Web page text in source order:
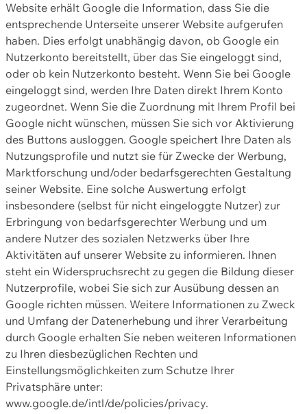
Website erhält Google die Information, dass Sie die
entsprechende Unterseite unserer Website aufgerufen
haben. Dies erfolgt unabhängig davon, ob Google ein
Nutzerkonto bereitstellt, über das Sie eingeloggt sind,
oder ob kein Nutzerkonto besteht. Wenn Sie bei Google
eingeloggt sind, werden Ihre Daten direkt Ihrem Konto
zugeordnet. Wenn Sie die Zuordnung mit Ihrem Profil bei
Google nicht wünschen, müssen Sie sich vor Aktivierung
des Buttons ausloggen. Google speichert Ihre Daten als
Nutzungsprofile und nutzt sie für Zwecke der Werbung,
Marktforschung und/oder bedarfsgerechten Gestaltung
seiner Website. Eine solche Auswertung erfolgt
insbesondere (selbst für nicht eingeloggte Nutzer) zur
Erbringung von bedarfsgerechter Werbung und um
andere Nutzer des sozialen Netzwerks über Ihre
Aktivitäten auf unserer Website zu informieren. Ihnen
steht ein Widerspruchsrecht zu gegen die Bildung dieser
Nutzerprofile, wobei Sie sich zur Ausübung dessen an
Google richten müssen. Weitere Informationen zu Zweck
und Umfang der Datenerhebung und ihrer Verarbeitung
durch Google erhalten Sie neben weiteren Informationen
zu Ihren diesbezüglichen Rechten und
Einstellungsmöglichkeiten zum Schutze Ihrer
Privatsphäre unter:
www.google.de/intl/de/policies/privacy.